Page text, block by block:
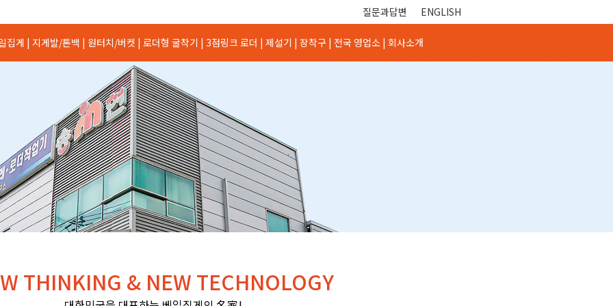
질문과답변 ENGLISH
집게 | 지게발/톤백 | 원터치/버켓 | 로더형 굴착기 | 3점링크 로더 | 제설기 | 장착구 | 전국 영업소 | 회사소개
THINKING & NEW TECHNOLOGY